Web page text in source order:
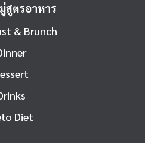
สูตรอาหาร
& Brunch
Diet